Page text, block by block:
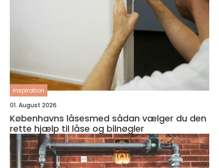
inspiration
01. August 2026
Københavns låsesmed sådan vælger du den
rette hjælp til låse og bilnøgler